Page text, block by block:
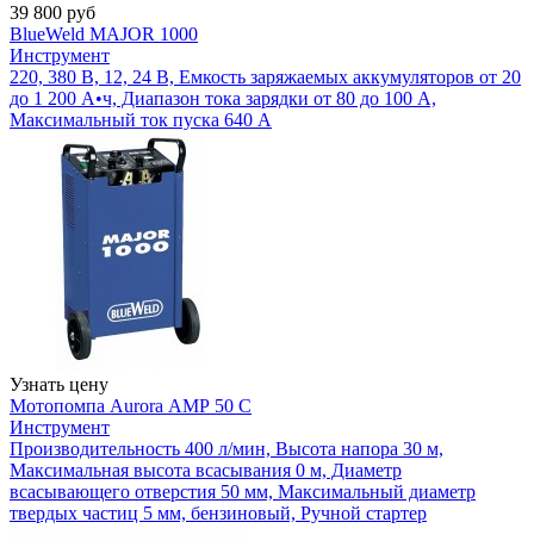
39 800 руб
BlueWeld MAJOR 1000
Инструмент
220, 380 В, 12, 24 В, Емкость заряжаемых аккумуляторов от 20
до 1 200 А•ч, Диапазон тока зарядки от 80 до 100 А,
Максимальный ток пуска 640 А
Узнать цену
Мотопомпа Aurora АМР 50 С
Инструмент
Производительность 400 л/мин, Высота напора 30 м,
Максимальная высота всасывания 0 м, Диаметр
всасывающего отверстия 50 мм, Максимальный диаметр
твердых частиц 5 мм, бензиновый, Ручной стартер